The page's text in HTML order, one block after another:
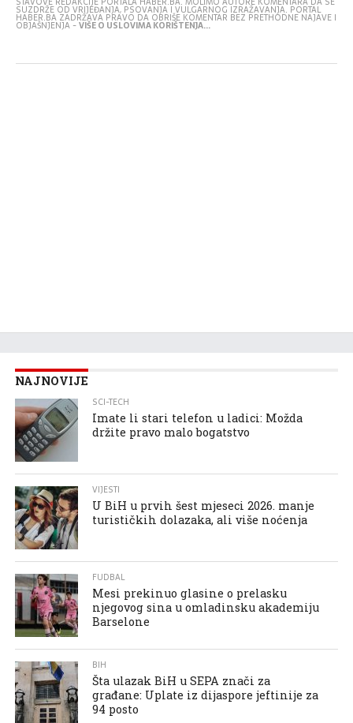
SUZDRŽE OD VRIJEĐANJA, PSOVANJA I VULGARNOG IZRAŽAVANJA. PORTAL
HABER.BA ZADRŽAVA PRAVO DA OBRIŠE KOMENTAR BEZ PRETHODNE NAJAVE I
OBJAŠNJENJA -VIŠE O USLOVIMA KORIŠTENJA...
NAJNOVIJE
SCI-TECH
Imate li stari telefon u ladici: Možda
držite pravo malo bogatstvo
VIJESTI
U BiH u prvih šest mjeseci 2026. manje
turističkih dolazaka, ali više noćenja
FUDBAL
Mesi prekinuo glasine o prelasku
njegovog sina u omladinsku akademiju
Barselone
BIH
Šta ulazak BiH u SEPA znači za
građane: Uplate iz dijaspore jeftinije za
94 posto